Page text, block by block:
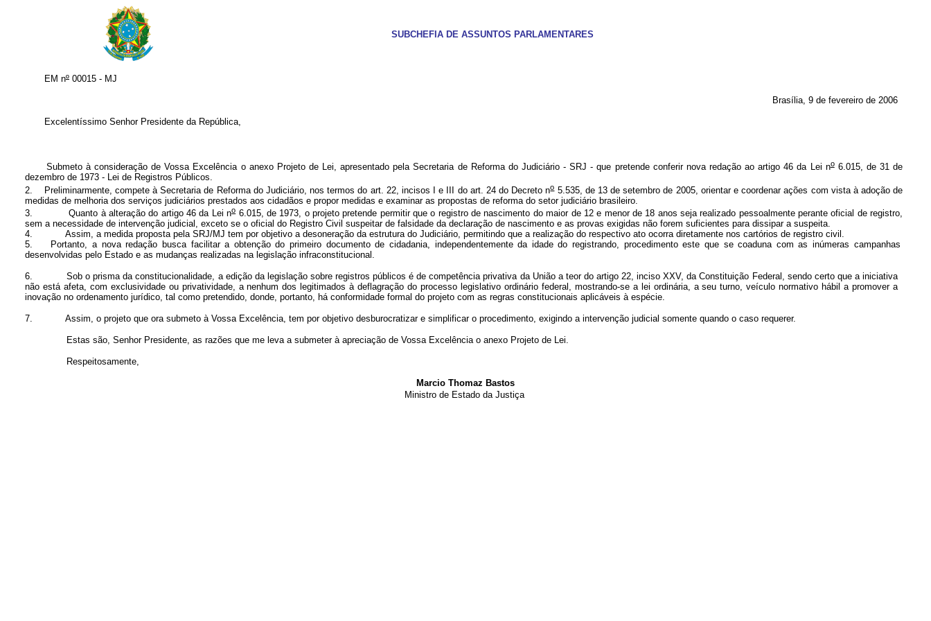
SUBCHEFIA DE ASSUNTOS PARLAMENTARES
EM nº 00015 - MJ
Brasília, 9 de fevereiro de 2006
Excelentíssimo Senhor Presidente da República,
Submeto à consideração de Vossa Excelência o anexo Projeto de Lei, apresentado pela Secretaria de Reforma do Judiciário - SRJ - que pretende conferir nova redação ao artigo 46 da Lei no6.015, de 31 de
dezembro de 1973 - Lei de Registros Públicos.
2.
Preliminarmente, compete à Secretaria de Reforma do Judiciário, nos termos do art. 22, incisos I e III do art. 24 do Decreto no5.535, de 13 de setembro de 2005, orientar e coordenar ações com vista à adoção de
medidas de melhoria dos serviços judiciários prestados aos cidadãos e propor medidas e examinar as propostas de reforma do setor judiciário brasileiro.
3.
Quanto à alteração do artigo 46 da Lei no6.015, de 1973, o projeto pretende permitir que o registro de nascimento do maior de 12 e menor de 18 anos seja realizado pessoalmente perante oficial de registro,
sem a necessidade de intervenção judicial, exceto se o oficial do Registro Civil suspeitar de falsidade da declaração de nascimento e as provas exigidas não forem suficientes para dissipar a suspeita.
4.
Assim, a medida proposta pela SRJ/MJ tem por objetivo a desoneração da estrutura do Judiciário, permitindo que a realização do respectivo ato ocorra diretamente nos cartórios de registro civil.
5.
Portanto, a nova redação busca facilitar a obtenção do primeiro documento de cidadania, independentemente da idade do registrando, procedimento este que se coaduna com as inúmeras campanhas
desenvolvidas pelo Estado e as mudanças realizadas na legislação infraconstitucional.
6.
Sob o prisma da constitucionalidade, a edição da legislação sobre registros públicos é de competência privativa da União a teor do artigo 22, inciso XXV, da Constituição Federal, sendo certo que a iniciativa
não está afeta, com exclusividade ou privatividade, a nenhum dos legitimados à deflagração do processo legislativo ordinário federal, mostrando-se a lei ordinária, a seu turno, veículo normativo hábil a promover a
inovação no ordenamento jurídico, tal como pretendido, donde, portanto, há conformidade formal do projeto com as regras constitucionais aplicáveis à espécie.
7. Assim, o projeto que ora submeto à Vossa Excelência, tem por objetivo desburocratizar e simplificar o procedimento, exigindo a intervenção judicial somente quando o caso requerer.
Estas são, Senhor Presidente, as razões que me leva a submeter à apreciação de Vossa Excelência o anexo Projeto de Lei.
Respeitosamente,
Marcio Thomaz Bastos
Ministro de Estado da Justiça